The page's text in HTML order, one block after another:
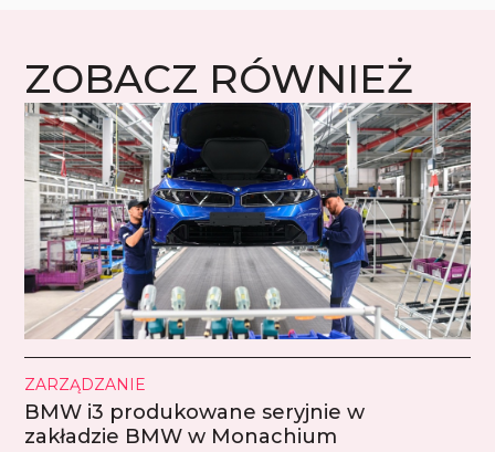
ZOBACZ RÓWNIEŻ
ZARZĄDZANIE
BMW i3 produkowane seryjnie w
zakładzie BMW w Monachium